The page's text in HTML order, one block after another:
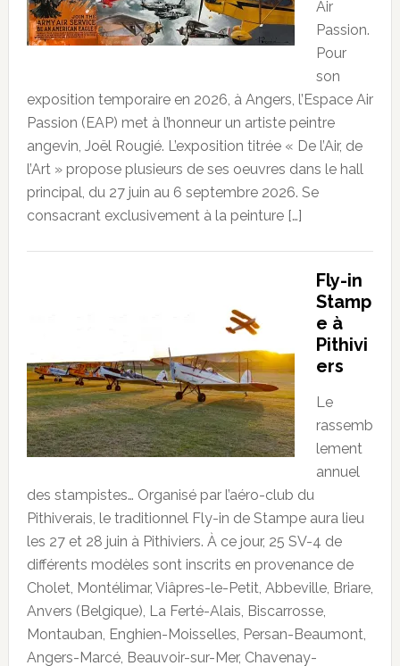
Air
Passion.
Pour
son
exposition temporaire en 2026, à Angers, l’Espace Air
Passion (EAP) met à l’honneur un artiste peintre
angevin, Joël Rougié. L’exposition titrée « De l’Air, de
l’Art » propose plusieurs de ses oeuvres dans le hall
principal, du 27 juin au 6 septembre 2026. Se
consacrant exclusivement à la peinture […]
Fly-in
Stamp
e à
Pithivi
ers
Le
rassemb
lement
annuel
des stampistes… Organisé par l’aéro-club du
Pithiverais, le traditionnel Fly-in de Stampe aura lieu
les 27 et 28 juin à Pithiviers. À ce jour, 25 SV-4 de
différents modèles sont inscrits en provenance de
Cholet, Montélimar, Viâpres-le-Petit, Abbeville, Briare,
Anvers (Belgique), La Ferté-Alais, Biscarrosse,
Montauban, Enghien-Moisselles, Persan-Beaumont,
Angers-Marcé, Beauvoir-sur-Mer, Chavenay-